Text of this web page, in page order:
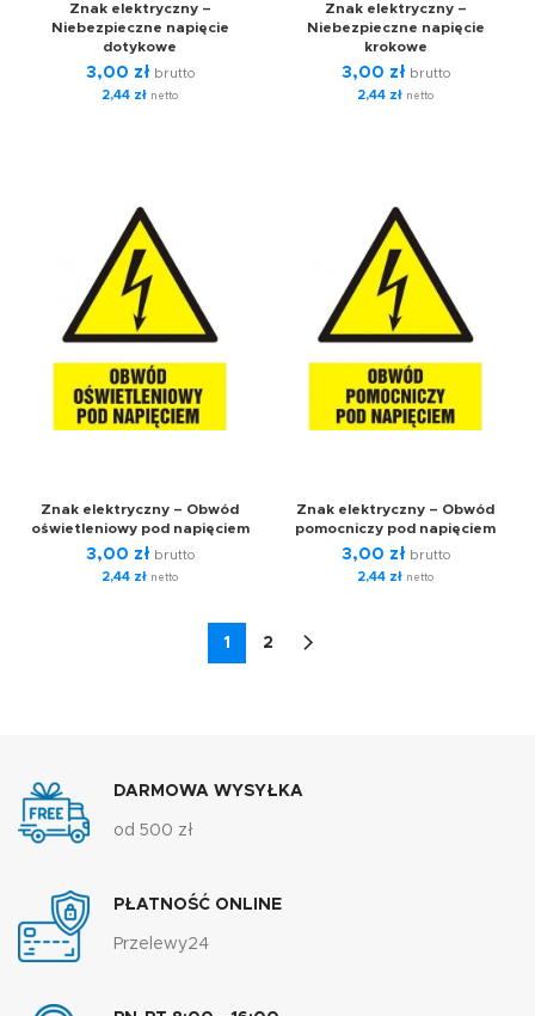
Znak elektryczny –
Niebezpieczne napięcie
dotykowe
3,00 zł brutto
2,44 zł netto
Znak elektryczny –
Niebezpieczne napięcie
krokowe
3,00 zł brutto
2,44 zł netto
Znak elektryczny – Obwód
oświetleniowy pod napięciem
3,00 zł brutto
2,44 zł netto
Znak elektryczny – Obwód
pomocniczy pod napięciem
3,00 zł brutto
2,44 zł netto
1 2
DARMOWA WYSYŁKA
od 500 zł
PŁATNOŚĆ ONLINE
Przelewy24